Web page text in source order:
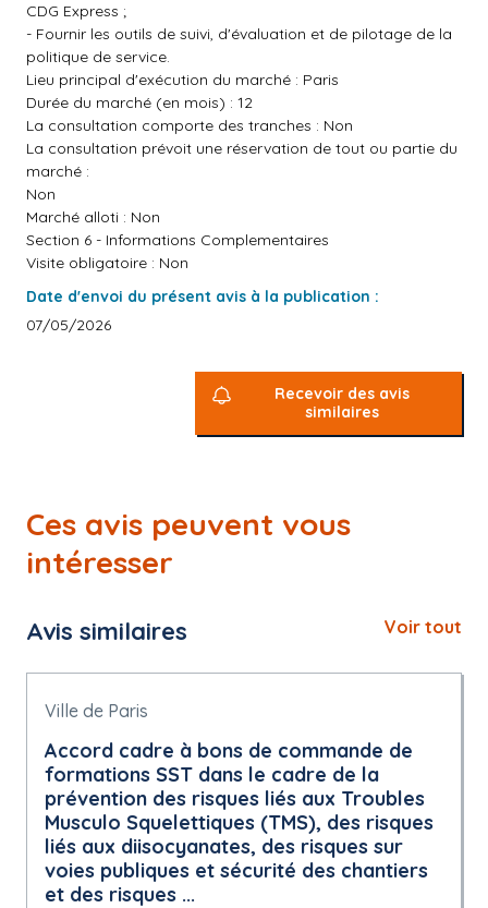
CDG Express ;
- Fournir les outils de suivi, d'évaluation et de pilotage de la
politique de service.
Lieu principal d'exécution du marché : Paris
Durée du marché (en mois) : 12
La consultation comporte des tranches : Non
La consultation prévoit une réservation de tout ou partie du
marché :
Non
Marché alloti : Non
Section 6 - Informations Complementaires
Visite obligatoire : Non
Date d'envoi du présent avis à la publication :
07/05/2026
Recevoir des avis
similaires
Ces avis peuvent vous
intéresser
Avis similaires Voir tout
Ville de Paris
Accord cadre à bons de commande de
formations SST dans le cadre de la
prévention des risques liés aux Troubles
Musculo Squelettiques (TMS), des risques
liés aux diisocyanates, des risques sur
voies publiques et sécurité des chantiers
et des risques ...